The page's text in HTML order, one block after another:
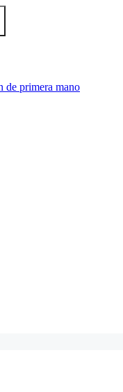
de primera mano